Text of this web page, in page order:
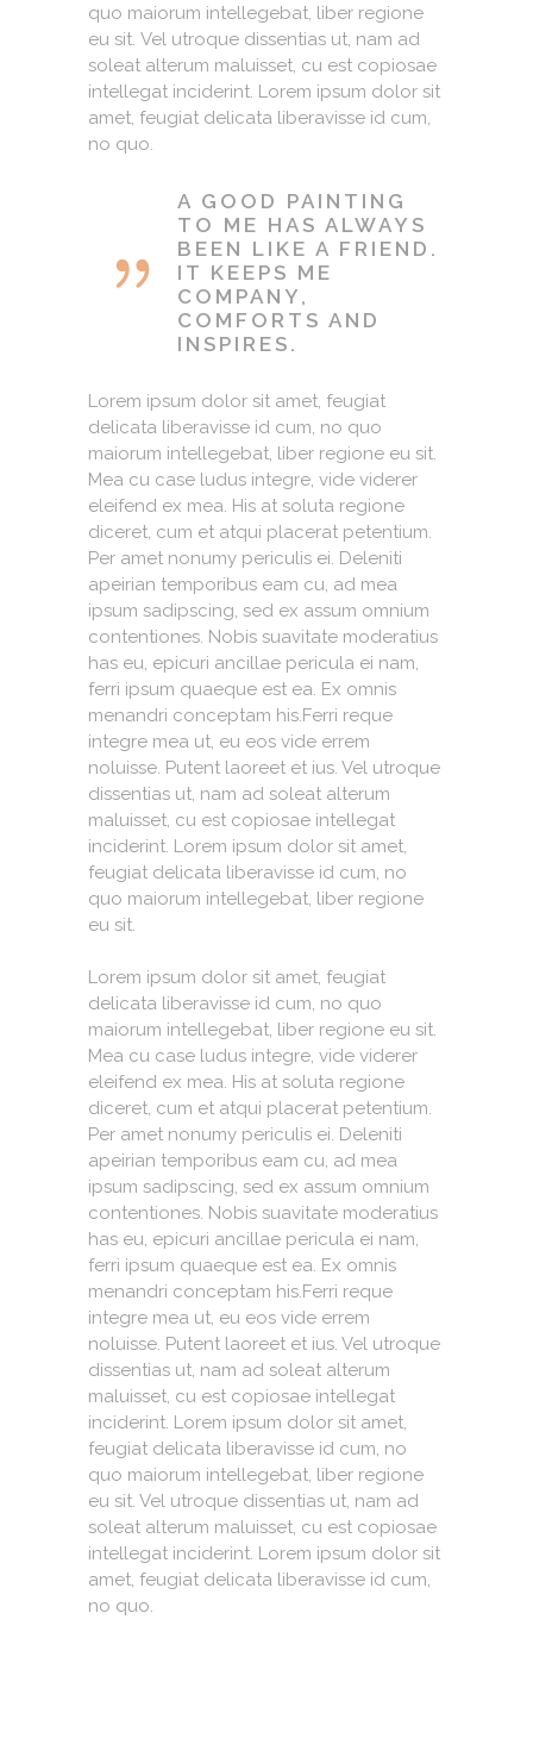
quo maiorum intellegebat, liber regione
eu sit. Vel utroque dissentias ut, nam ad
soleat alterum maluisset, cu est copiosae
intellegat inciderint. Lorem ipsum dolor sit
amet, feugiat delicata liberavisse id cum,
no quo.
A GOOD PAINTING
TO ME HAS ALWAYS
BEEN LIKE A FRIEND.
IT KEEPS ME
COMPANY,
COMFORTS AND
INSPIRES.
Lorem ipsum dolor sit amet, feugiat
delicata liberavisse id cum, no quo
maiorum intellegebat, liber regione eu sit.
Mea cu case ludus integre, vide viderer
eleifend ex mea. His at soluta regione
diceret, cum et atqui placerat petentium.
Per amet nonumy periculis ei. Deleniti
apeirian temporibus eam cu, ad mea
ipsum sadipscing, sed ex assum omnium
contentiones. Nobis suavitate moderatius
has eu, epicuri ancillae pericula ei nam,
ferri ipsum quaeque est ea. Ex omnis
menandri conceptam his.Ferri reque
integre mea ut, eu eos vide errem
noluisse. Putent laoreet et ius. Vel utroque
dissentias ut, nam ad soleat alterum
maluisset, cu est copiosae intellegat
inciderint. Lorem ipsum dolor sit amet,
feugiat delicata liberavisse id cum, no
quo maiorum intellegebat, liber regione
eu sit.
Lorem ipsum dolor sit amet, feugiat
delicata liberavisse id cum, no quo
maiorum intellegebat, liber regione eu sit.
Mea cu case ludus integre, vide viderer
eleifend ex mea. His at soluta regione
diceret, cum et atqui placerat petentium.
Per amet nonumy periculis ei. Deleniti
apeirian temporibus eam cu, ad mea
ipsum sadipscing, sed ex assum omnium
contentiones. Nobis suavitate moderatius
has eu, epicuri ancillae pericula ei nam,
ferri ipsum quaeque est ea. Ex omnis
menandri conceptam his.Ferri reque
integre mea ut, eu eos vide errem
noluisse. Putent laoreet et ius. Vel utroque
dissentias ut, nam ad soleat alterum
maluisset, cu est copiosae intellegat
inciderint. Lorem ipsum dolor sit amet,
feugiat delicata liberavisse id cum, no
quo maiorum intellegebat, liber regione
eu sit. Vel utroque dissentias ut, nam ad
soleat alterum maluisset, cu est copiosae
intellegat inciderint. Lorem ipsum dolor sit
amet, feugiat delicata liberavisse id cum,
no quo.